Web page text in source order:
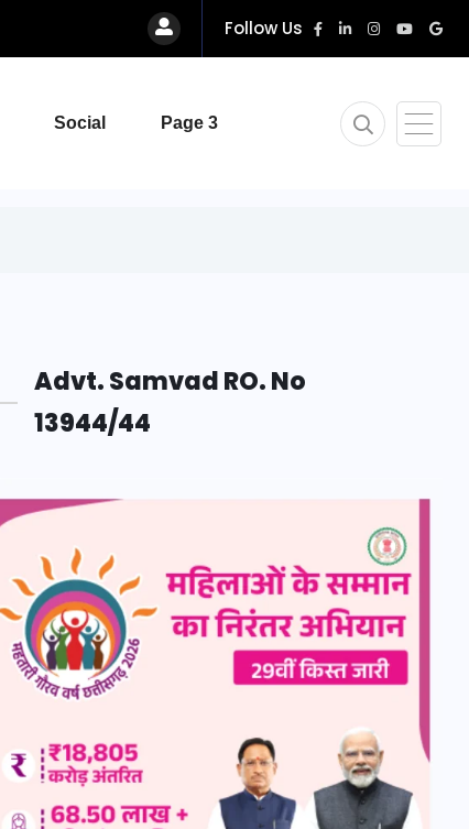
Follow Us
Social Page 3
Advt. Samvad RO. No
13944/44